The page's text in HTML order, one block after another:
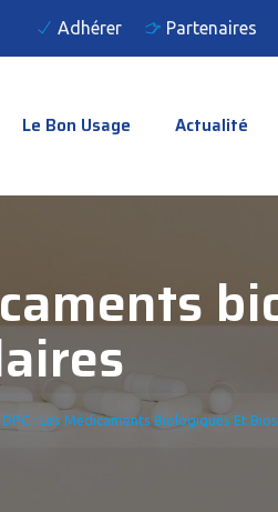
Adhérer Partenaires
Le Bon Usage Actualité
: Les Médicaments Biologiques Et